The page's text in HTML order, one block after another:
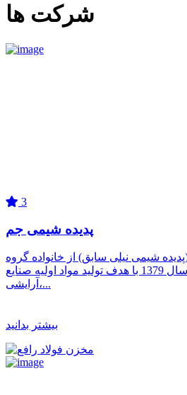
شرکت ها
3
پدیده شیمی جم
شیمی نیلی سابق) از خانواده گروه
صنعتی گلرنگ در سال 1379 با هدف تولید مواد اولیه صنایع
آرایشی،...
بیشتر بدانید